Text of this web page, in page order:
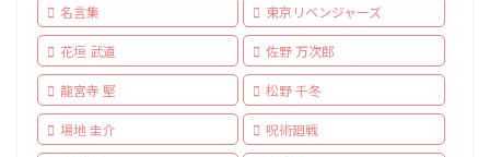
名言集 東京リベンジャーズ
花垣 武道 佐野 万次郎
龍宮寺 堅 松野 千冬
場地 圭介 呪術廻戦